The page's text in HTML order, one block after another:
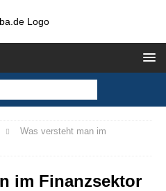
Was versteht man im
im Finanzsektor